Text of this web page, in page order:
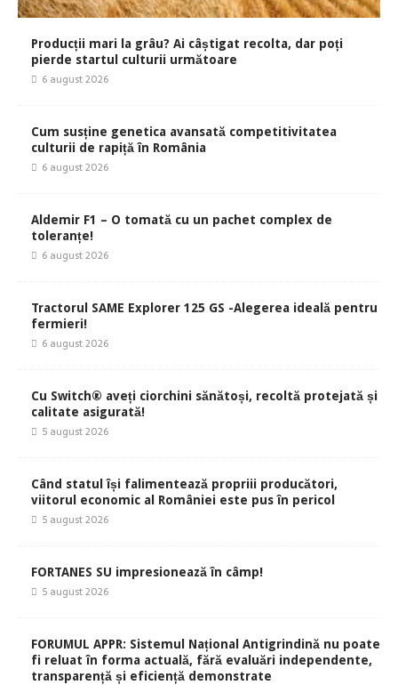
Producții mari la grâu? Ai câștigat recolta, dar poți
pierde startul culturii următoare
6 august 2026
Cum susține genetica avansată competitivitatea
culturii de rapiță în România
6 august 2026
Aldemir F1 – O tomată cu un pachet complex de
toleranțe!
6 august 2026
Tractorul SAME Explorer 125 GS -Alegerea ideală pentru
fermieri!
6 august 2026
Cu Switch® aveți ciorchini sănătoși, recoltă protejată și
calitate asigurată!
5 august 2026
Când statul își falimentează propriii producători,
viitorul economic al României este pus în pericol
5 august 2026
FORTANES SU impresionează în câmp!
5 august 2026
FORUMUL APPR: Sistemul Național Antigrindină nu poate
fi reluat în forma actuală, fără evaluări independente,
transparență și eficiență demonstrate